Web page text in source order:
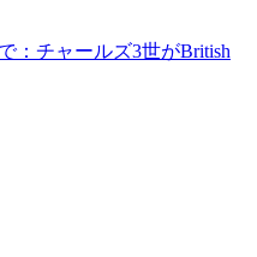
：チャールズ3世がBritish